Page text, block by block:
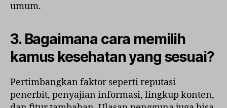
umum.
3. Bagaimana cara memilih
kamus kesehatan yang sesuai?
Pertimbangkan faktor seperti reputasi
penerbit, penyajian informasi, lingkup konten,